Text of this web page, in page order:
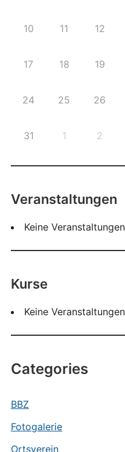
10 11 12
17 18 19
24 25 26
31 1 2
Veranstaltungen
Keine Veranstaltungen
Kurse
Keine Veranstaltungen
Categories
BBZ
Fotogalerie
Ortsverein